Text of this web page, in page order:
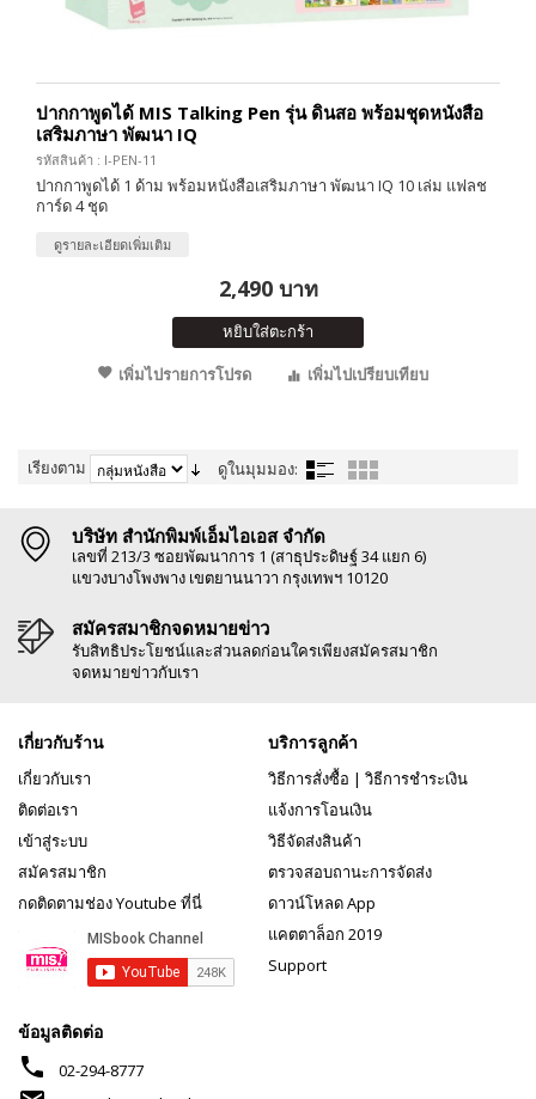
ปากกาพูดได้ MIS Talking Pen รุ่น ดินสอ พร้อมชุดหนังสือ
เสริมภาษา พัฒนา IQ
รหัสสินค้า : I-PEN-11
ปากกาพูดได้ 1 ด้าม พร้อมหนังสือเสริมภาษา พัฒนา IQ 10 เล่ม แฟลช
การ์ด 4 ชุด
ดูรายละเอียดเพิ่มเติม
2,490 บาท
หยิบใส่ตะกร้า
เพิ่มไปรายการโปรด
เพิ่มไปเปรียบเทียบ
เรียงตาม ดูในมุมมอง:
บริษัท สำนักพิมพ์เอ็มไอเอส จำกัด
เลขที่ 213/3 ซอยพัฒนาการ 1 (สาธุประดิษฐ์ 34 แยก 6)
แขวงบางโพงพาง เขตยานนาวา กรุงเทพฯ 10120
สมัครสมาชิกจดหมายข่าว
รับสิทธิประโยชน์และส่วนลดก่อนใครเพียงสมัครสมาชิก
จดหมายข่าวกับเรา
เกี่ยวกับร้าน
เกี่ยวกับเรา
ติดต่อเรา
เข้าสู่ระบบ
สมัครสมาชิก
กดติดตามช่อง Youtube ที่นี่
บริการลูกค้า
วิธีการสั่งซื้อ | วิธีการชำระเงิน
แจ้งการโอนเงิน
วิธีจัดส่งสินค้า
ตรวจสอบถานะการจัดส่ง
ดาวน์โหลด App
แคตตาล็อก 2019
Support
ข้อมูลติดต่อ
phone 02-294-8777